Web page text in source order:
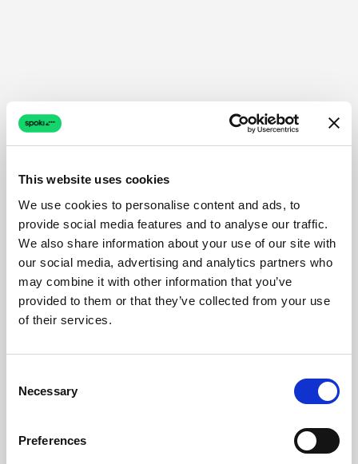
This website uses cookies
We use cookies to personalise content and ads, to
provide social media features and to analyse our traffic.
We also share information about your use of our site with
our social media, advertising and analytics partners who
may combine it with other information that you’ve
provided to them or that they’ve collected from your use
of their services.
Selection
Necessary
Preferences